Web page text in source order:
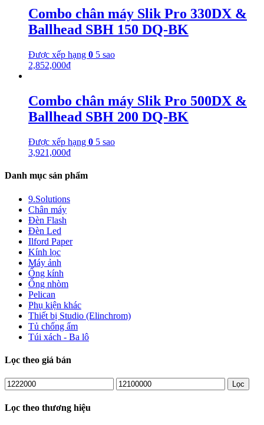
Combo chân máy Slik Pro 330DX &
Ballhead SBH 150 DQ-BK
Được xếp hạng 0 5 sao
2,852,000₫
Combo chân máy Slik Pro 500DX &
Ballhead SBH 200 DQ-BK
Được xếp hạng 0 5 sao
3,921,000₫
Danh mục sản phẩm
9.Solutions
Chân máy
Đèn Flash
Đèn Led
Ilford Paper
Kính lọc
Máy ảnh
Ống kính
Ống nhòm
Pelican
Phụ kiện khác
Thiết bị Studio (Elinchrom)
Tủ chống ẩm
Túi xách - Ba lô
Lọc theo giá bán
Lọc
Lọc theo thương hiệu